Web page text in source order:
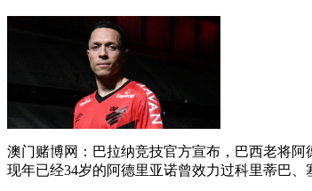
澳门赌博网：巴拉纳竞技官方宣布，巴西老将
现年已经34岁的阿德里亚诺曾效力过科里蒂巴